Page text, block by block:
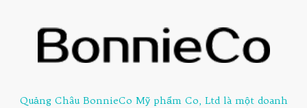
Quảng Châu BonnieCo Mỹ phẩm Co, Ltd là một doanh